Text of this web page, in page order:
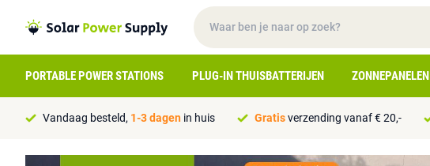
PORTABLE POWER STATIONS PLUG-IN THUISBATTERIJEN ZONNEPANELEN
Vandaag besteld, 1-3 dagen in huis Gratisverzending vanaf € 20,-